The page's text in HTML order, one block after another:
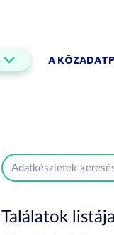
A
Találatok listája